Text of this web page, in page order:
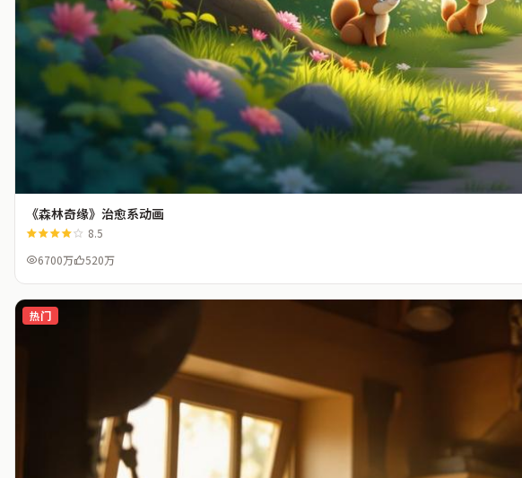
《森林奇缘》治愈系动画
8.5
6700万
520万
热门